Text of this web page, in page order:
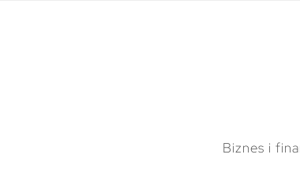
Biznes i